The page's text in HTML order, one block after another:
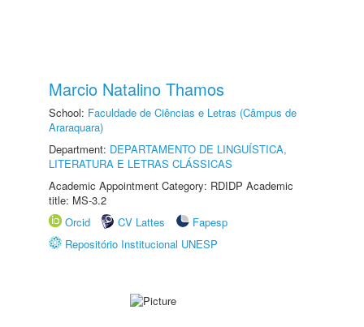
Marcio Natalino Thamos
School: Faculdade de Ciências e Letras (Câmpus de
Araraquara)
Department: DEPARTAMENTO DE LINGUÍSTICA,
LITERATURA E LETRAS CLÁSSICAS
Academic Appointment Category: RDIDP Academic
title: MS-3.2
Orcid
CV Lattes
Fapesp
Repositório Institucional UNESP